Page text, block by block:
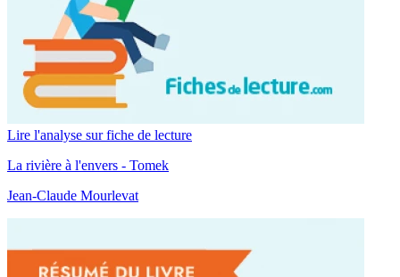
Lire l'analyse sur fiche de lecture
La rivière à l'envers - Tomek
Jean-Claude Mourlevat